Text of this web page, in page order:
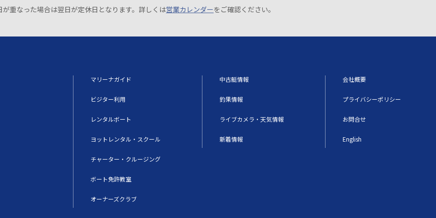
重なった場合は翌日が定休日となります。詳しくは営業カレンダーをご確認ください。
マリーナガイド
ビジター利用
レンタルボート
ヨットレンタル・スクール
チャーター・クルージング
ボート免許教室
オーナーズクラブ
中古艇情報
釣果情報
ライブカメラ・天気情報
新着情報
会社概要
プライバシーポリシー
お問合せ
English